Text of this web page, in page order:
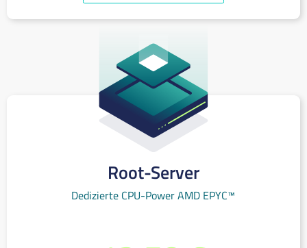
Root-Server
Dedizierte CPU-Power AMD EPYC™